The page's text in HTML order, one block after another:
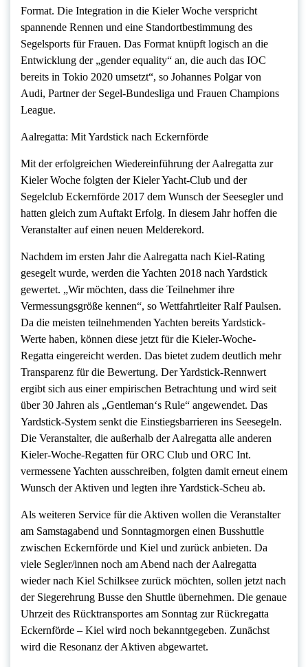
Format. Die Integration in die Kieler Woche verspricht
spannende Rennen und eine Standortbestimmung des
Segelsports für Frauen. Das Format knüpft logisch an die
Entwicklung der „gender equality“ an, die auch das IOC
bereits in Tokio 2020 umsetzt“, so Johannes Polgar von
Audi, Partner der Segel-Bundesliga und Frauen Champions
League.
Aalregatta: Mit Yardstick nach Eckernförde
Mit der erfolgreichen Wiedereinführung der Aalregatta zur
Kieler Woche folgten der Kieler Yacht-Club und der
Segelclub Eckernförde 2017 dem Wunsch der Seesegler und
hatten gleich zum Auftakt Erfolg. In diesem Jahr hoffen die
Veranstalter auf einen neuen Melderekord.
Nachdem im ersten Jahr die Aalregatta nach Kiel-Rating
gesegelt wurde, werden die Yachten 2018 nach Yardstick
gewertet. „Wir möchten, dass die Teilnehmer ihre
Vermessungsgröße kennen“, so Wettfahrtleiter Ralf Paulsen.
Da die meisten teilnehmenden Yachten bereits Yardstick-
Werte haben, können diese jetzt für die Kieler-Woche-
Regatta eingereicht werden. Das bietet zudem deutlich mehr
Transparenz für die Bewertung. Der Yardstick-Rennwert
ergibt sich aus einer empirischen Betrachtung und wird seit
über 30 Jahren als „Gentleman‘s Rule“ angewendet. Das
Yardstick-System senkt die Einstiegsbarrieren ins Seesegeln.
Die Veranstalter, die außerhalb der Aalregatta alle anderen
Kieler-Woche-Regatten für ORC Club und ORC Int.
vermessene Yachten ausschreiben, folgten damit erneut einem
Wunsch der Aktiven und legten ihre Yardstick-Scheu ab.
Als weiteren Service für die Aktiven wollen die Veranstalter
am Samstagabend und Sonntagmorgen einen Busshuttle
zwischen Eckernförde und Kiel und zurück anbieten. Da
viele Segler/innen noch am Abend nach der Aalregatta
wieder nach Kiel Schilksee zurück möchten, sollen jetzt nach
der Siegerehrung Busse den Shuttle übernehmen. Die genaue
Uhrzeit des Rücktransportes am Sonntag zur Rückregatta
Eckernförde – Kiel wird noch bekanntgegeben. Zunächst
wird die Resonanz der Aktiven abgewartet.